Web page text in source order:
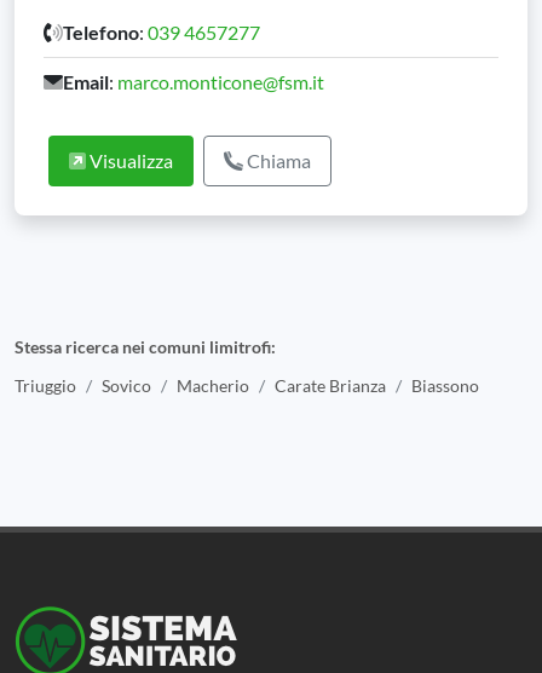
Telefono: 039 4657277
Email: marco.monticone@fsm.it
Visualizza Chiama
Stessa ricerca nei comuni limitrofi:
Triuggio
Sovico Macherio Carate Brianza Biassono